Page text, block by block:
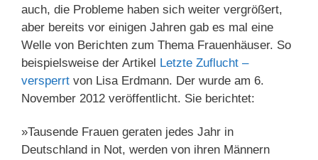
auch, die Probleme haben sich weiter vergrößert,
aber bereits vor einigen Jahren gab es mal eine
Welle von Berichten zum Thema Frauenhäuser. So
beispielsweise der Artikel
Letzte Zuflucht –
versperrt von Lisa Erdmann. Der wurde am 6.
November 2012 veröffentlicht. Sie berichtet:
»Tausende Frauen geraten jedes Jahr in
Deutschland in Not, werden von ihren Männern